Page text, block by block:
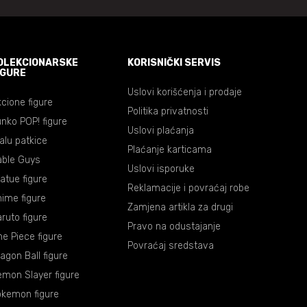
figure
POP! figure
patkice
Guys
figure
figure
figure
Piece figure
Ball figure
Slayer figure
figure
KORISNIČKI SERVIS
Uslovi korišćenja i prodaje
Politika privatnosti
Uslovi plaćanja
Plaćanje karticama
Uslovi isporuke
Reklamacije i povraćaj robe
Zamjena artikla za drugi
Pravo na odustajanje
Povraćaj sredstava